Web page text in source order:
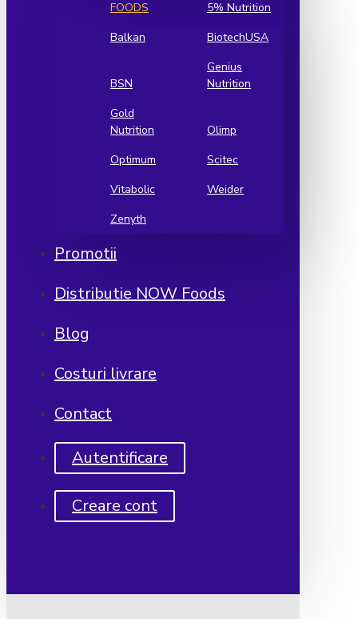
FOODS
5% Nutrition
Balkan
BiotechUSA
BSN
Genius
Nutrition
Gold
Nutrition
Olimp
Optimum
Scitec
Vitabolic
Weider
Zenyth
Promotii
Distributie NOW Foods
Blog
Costuri livrare
Contact
Autentificare
Creare cont